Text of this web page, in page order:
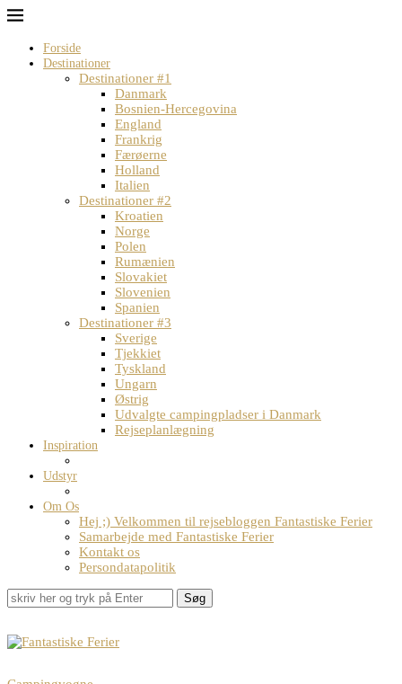
Forside
Destinationer
Destinationer #1
Danmark
Bosnien-Hercegovina
England
Frankrig
Færøerne
Holland
Italien
Destinationer #2
Kroatien
Norge
Polen
Rumænien
Slovakiet
Slovenien
Spanien
Destinationer #3
Sverige
Tjekkiet
Tyskland
Ungarn
Østrig
Udvalgte campingpladser i Danmark
Rejseplanlægning
Inspiration
Udstyr
Om Os
Hej ;) Velkommen til rejsebloggen Fantastiske Ferier
Samarbejde med Fantastiske Ferier
Kontakt os
Persondatapolitik
Søg